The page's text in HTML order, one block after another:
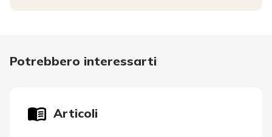
Potrebbero interessarti
Articoli